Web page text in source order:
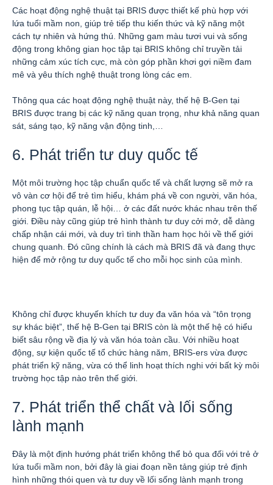
Các hoạt động nghệ thuật tại BRIS được thiết kế phù hợp với
lứa tuổi mầm non, giúp trẻ tiếp thu kiến thức và kỹ năng một
cách tự nhiên và hứng thú. Những gam màu tươi vui và sống
động trong không gian học tập tại BRIS không chỉ truyền tải
những cảm xúc tích cực, mà còn góp phần khơi gợi niềm đam
mê và yêu thích nghệ thuật trong lòng các em.
Thông qua các hoạt động nghệ thuật này, thế hệ B-Gen tại
BRIS được trang bị các kỹ năng quan trọng, như khả năng quan
sát, sáng tạo, kỹ năng vận động tinh,…
6. Phát triển tư duy quốc tế
Một môi trường học tập chuẩn quốc tế và chất lượng sẽ mở ra
vô vàn cơ hội để trẻ tìm hiểu, khám phá về con người, văn hóa,
phong tục tập quán, lễ hội… ở các đất nước khác nhau trên thế
giới. Điều này cũng giúp trẻ hình thành tư duy cởi mở, dễ dàng
chấp nhận cái mới, và duy trì tinh thần ham học hỏi về thế giới
chung quanh. Đó cũng chính là cách mà BRIS đã và đang thực
hiện để mở rộng tư duy quốc tế cho mỗi học sinh của mình.
Không chỉ được khuyến khích tư duy đa văn hóa và “tôn trọng
sự khác biệt”, thế hệ B-Gen tại BRIS còn là một thế hệ có hiểu
biết sâu rộng về địa lý và văn hóa toàn cầu. Với nhiều hoạt
động, sự kiện quốc tế tổ chức hàng năm, BRIS-ers vừa được
phát triển kỹ năng, vừa có thể linh hoạt thích nghi với bất kỳ môi
trường học tập nào trên thế giới.
7. Phát triển thể chất và lối sống
lành mạnh
Đây là một định hướng phát triển không thể bỏ qua đối với trẻ ở
lứa tuổi mầm non, bởi đây là giai đoạn nền tảng giúp trẻ định
hình những thói quen và tư duy về lối sống lành mạnh trong